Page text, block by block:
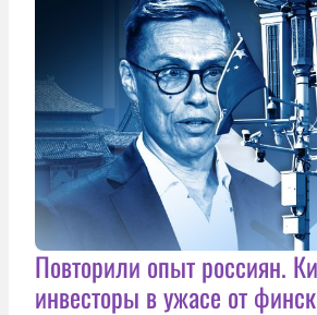
Повторили опыт россиян.
инвесторы в ужасе от